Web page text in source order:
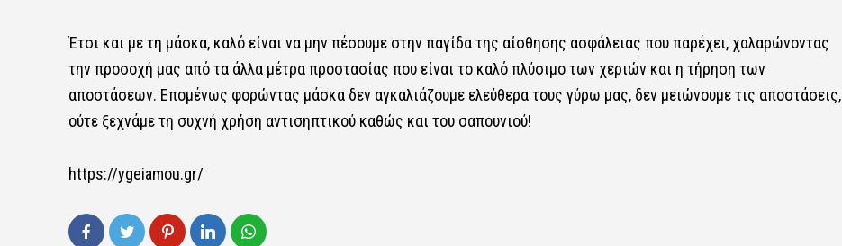
Έτσι και με τη μάσκα, καλό είναι να μην πέσουμε στην παγίδα της αίσθησης ασφάλειας που παρέχει, χαλαρώνοντας
την προσοχή μας από τα άλλα μέτρα προστασίας που είναι το καλό πλύσιμο των χεριών και η τήρηση των
αποστάσεων. Επομένως φορώντας μάσκα δεν αγκαλιάζουμε ελεύθερα τους γύρω μας, δεν μειώνουμε τις αποστάσεις,
ούτε ξεχνάμε τη συχνή χρήση αντισηπτικού καθώς και του σαπουνιού!
https://ygeiamou.gr/